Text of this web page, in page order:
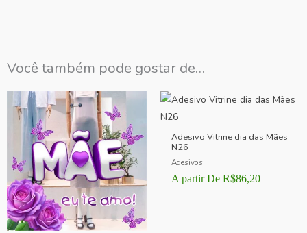
Você também pode gostar de…
Adesivo Vitrine dia das Mães
N26
Adesivos
A partir De R$86,20